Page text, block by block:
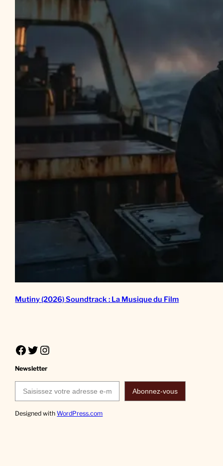
Mutiny (2026) Soundtrack : La Musique du Film
Facebook Twitter Instagram
Newsletter
Saisissez votre adresse e-mail…
Abonnez-vous
Designed withWordPress.com